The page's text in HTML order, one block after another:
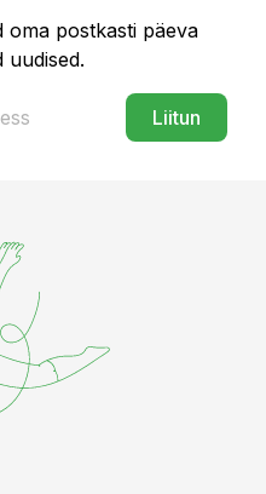
oma postkasti päeva
uudised.
Liitun